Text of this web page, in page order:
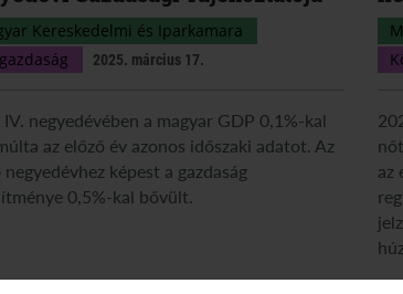
Kereskedelmi és Iparkamara
2025. március 17.
negyedévében a magyar GDP 0,1%-kal
az előző év azonos időszaki adatot. Az
negyedévhez képest a gazdaság
0,5%-kal bővült.
az